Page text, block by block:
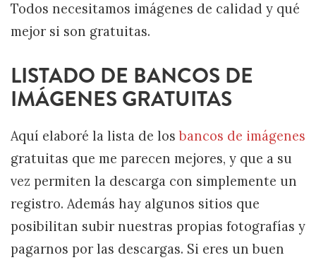
Todos necesitamos imágenes de calidad y qué
mejor si son gratuitas.
LISTADO DE BANCOS DE
IMÁGENES GRATUITAS
Aquí elaboré la lista de losbancos de imágenes
gratuitas que me parecen mejores, y que a su
vez permiten la descarga con simplemente un
registro. Además hay algunos sitios que
posibilitan subir nuestras propias fotografías y
pagarnos por las descargas. Si eres un buen